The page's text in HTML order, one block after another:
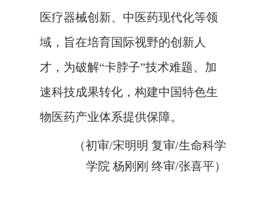
医疗器械创新、中医药现代化等领
域，旨在培育国际视野的创新人
才，为破解“卡脖子”技术难题、加
速科技成果转化，构建中国特色生
物医药产业体系提供保障。
（初审/宋明明 复审/生命科学
学院 杨刚刚 终审/张喜平）